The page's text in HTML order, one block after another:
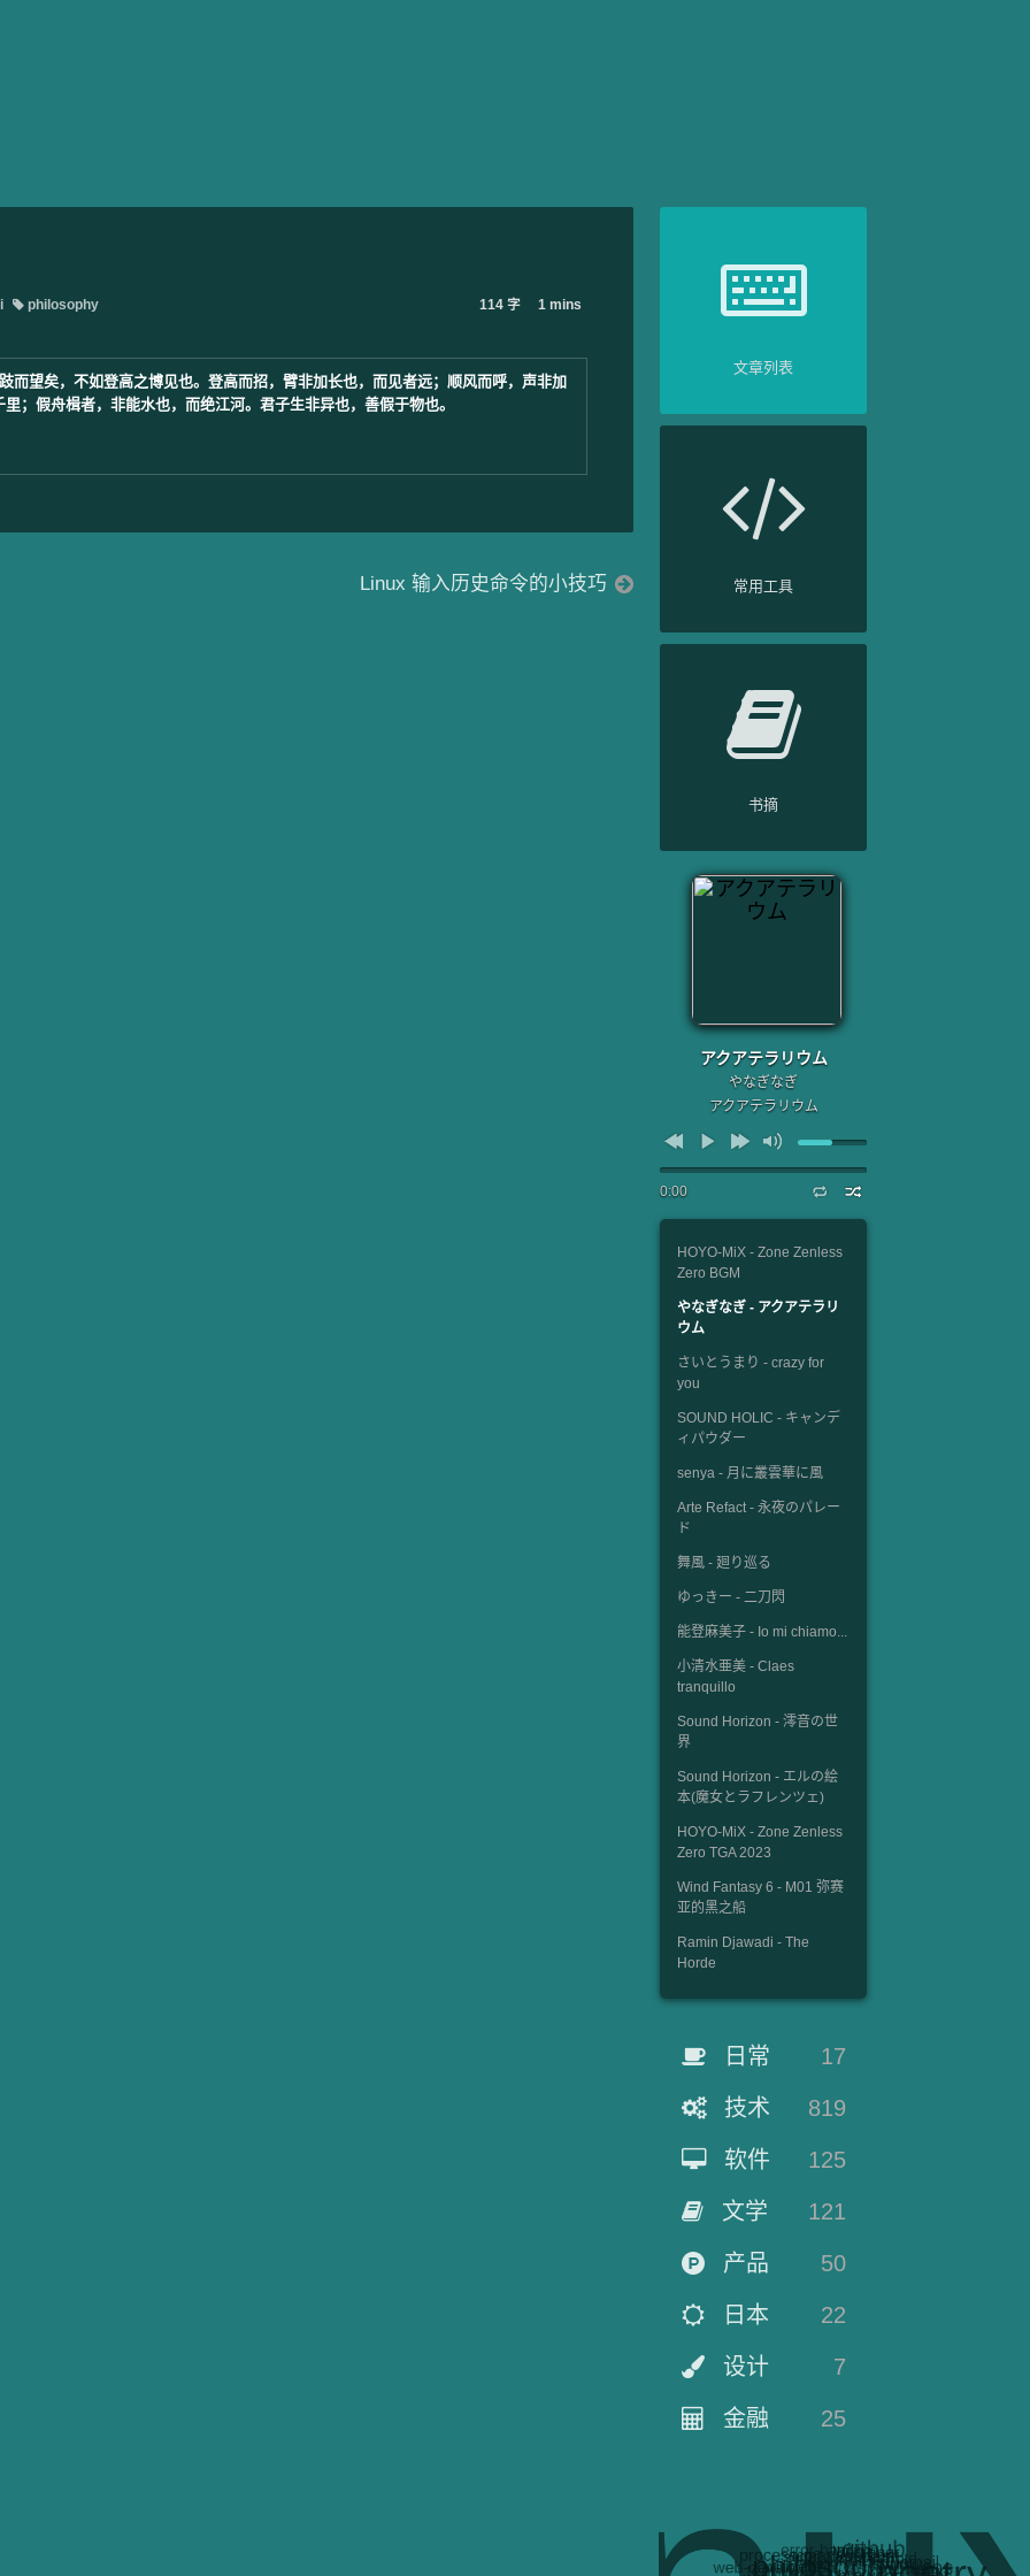
philosophy 1 mins
114 字
而望矣，不如登高之博见也。登高而招，臂非加长也，而见者远；顺风而呼，声非加
；假舟楫者，非能水也，而绝江河。君子生非异也，善假于物也。
Linux 输入历史命令的小技巧
文章列表
常用工具
书摘
アクアテラリウム
やなぎなぎ
アクアテラリウム
0:00
HOYO-MiX - Zone Zenless
Zero BGM
やなぎなぎ - アクアテラリ
ウム
さいとうまり - crazy for
you
SOUND HOLIC - キャンデ
ィパウダー
senya - 月に叢雲華に風
Arte Refact - 永夜のパレー
ド
舞風 - 廻り巡る
ゆっきー - 二刀閃
能登麻美子 - Io mi chiamo...
小清水亜美 - Claes
tranquillo
Sound Horizon - 澪音の世
界
Sound Horizon - エルの絵
本(魔女とラフレンツェ)
HOYO-MiX - Zone Zenless
Zero TGA 2023
Wind Fantasy 6 - M01 弥赛
亚的黑之船
Ramin Djawadi - The
Horde
日常 17
技术 819
软件 125
文学 121
产品 50
日本 22
设计 7
金融 25